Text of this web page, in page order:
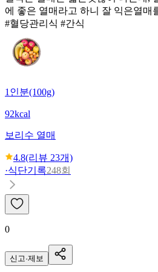
에 좋은 열매라고 하니 잘 익은열매
#혈당관리식 #간식
1인분(100g)
92kcal
보리수 열매
4.8(리뷰 23개)
·식단기록248회
0
신고·제보